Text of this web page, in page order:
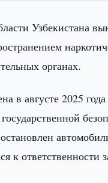
Узбекистана
органах.
в августе 2025
ответственности